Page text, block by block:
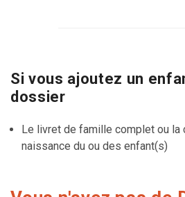
Si vous ajoutez un
dossier
Le livret de famille complet ou la
naissance du ou des enfant(s)